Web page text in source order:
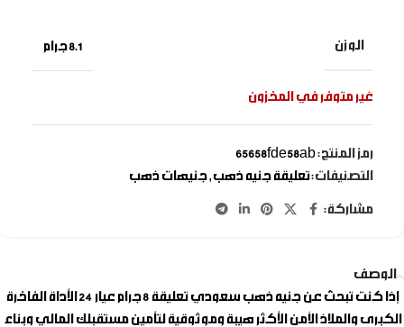
الوزن 8.1 جرام
غير متوفر في المخزون
رمز المنتج:65658fde58ab
التصنيفات:تعليقة جنيه ذهب , جنيهات ذهب
مشاركة:
الوصف
إذا كنت تبحث عنجنيه ذهب سعودي تعليقة 8 جرام عيار 24
الأداة الفاخرة
الكبرى والملاذ الآمن الأكثر هيبة وموثوقية لتأمين مستقبلك المالي وبناء